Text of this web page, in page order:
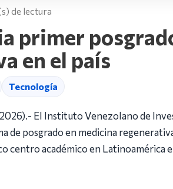
de lectura
primer
en el país
Tecnología
2026).- El Instituto Venezolano de
de posgrado en medicina
centro académico en Latinoamérica